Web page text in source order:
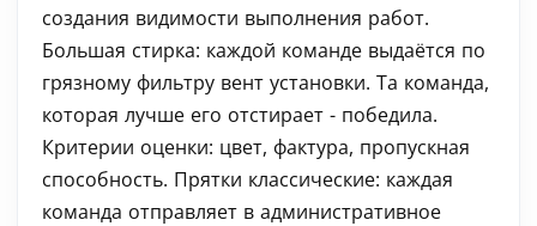
создания видимости выполнения работ.
Большая стирка: каждой команде выдаётся по
грязному фильтру вент установки. Та команда,
которая лучше его отстирает - победила.
Критерии оценки: цвет, фактура, пропускная
способность. Прятки классические: каждая
команда отправляет в административное